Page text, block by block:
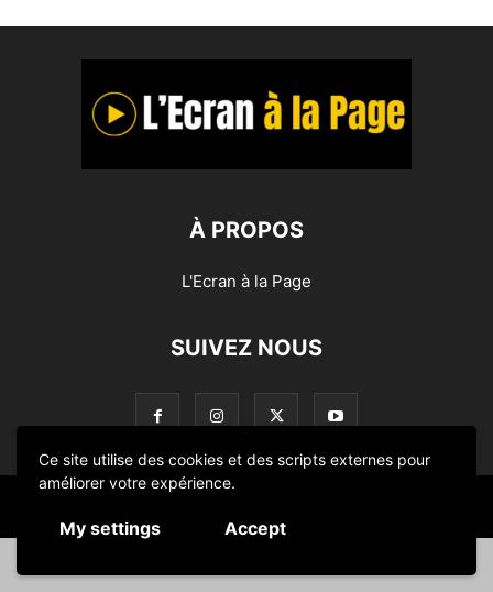
Ce site utilise des cookies et des scripts externes pour
améliorer votre expérience.
My settings Accept
À PROPOS
L'Ecran à la Page
SUIVEZ NOUS